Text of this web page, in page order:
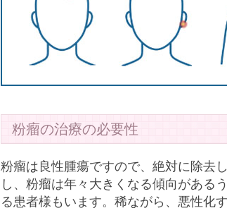
粉瘤の治療の必要性
粉瘤は良性腫瘍ですので、絶対に除去
し、粉瘤は年々大きくなる傾向がある
る患者様もいます。稀ながら、悪性化